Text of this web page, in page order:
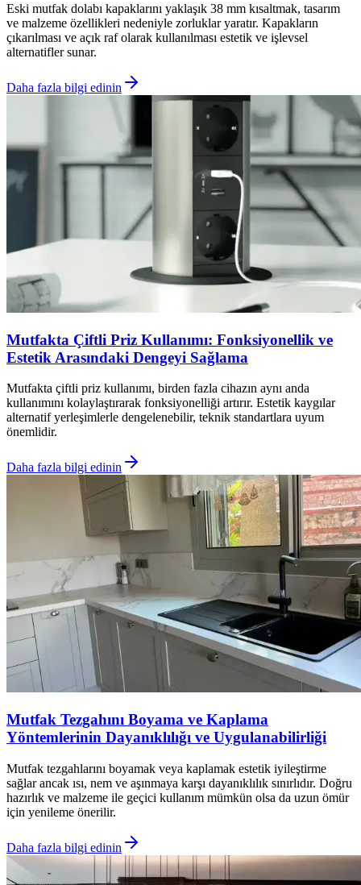
Eski mutfak dolabı kapaklarını yaklaşık 38 mm kısaltmak, tasarım
ve malzeme özellikleri nedeniyle zorluklar yaratır. Kapakların
çıkarılması ve açık raf olarak kullanılması estetik ve işlevsel
alternatifler sunar.
Daha fazla bilgi edinin
Mutfakta Çiftli Priz Kullanımı: Fonksiyonellik ve
Estetik Arasındaki Dengeyi Sağlama
Mutfakta çiftli priz kullanımı, birden fazla cihazın aynı anda
kullanımını kolaylaştırarak fonksiyonelliği artırır. Estetik kaygılar
alternatif yerleşimlerle dengelenebilir, teknik standartlara uyum
önemlidir.
Daha fazla bilgi edinin
Mutfak Tezgahını Boyama ve Kaplama
Yöntemlerinin Dayanıklılığı ve Uygulanabilirliği
Mutfak tezgahlarını boyamak veya kaplamak estetik iyileştirme
sağlar ancak ısı, nem ve aşınmaya karşı dayanıklılık sınırlıdır. Doğru
hazırlık ve malzeme ile geçici kullanım mümkün olsa da uzun ömür
için yenileme önerilir.
Daha fazla bilgi edinin